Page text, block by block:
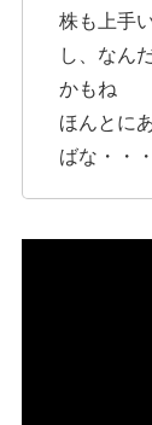
株も上手
し、なん
かもね
ほんとに
ばな・・・